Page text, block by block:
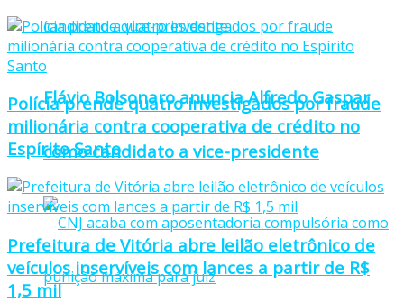
Flávio Bolsonaro anuncia Alfredo Gaspar
como candidato a vice-presidente
Polícia prende quatro investigados por fraude
milionária contra cooperativa de crédito no
Espírito Santo
Prefeitura de Vitória abre leilão eletrônico de
veículos inservíveis com lances a partir de R$
1,5 mil